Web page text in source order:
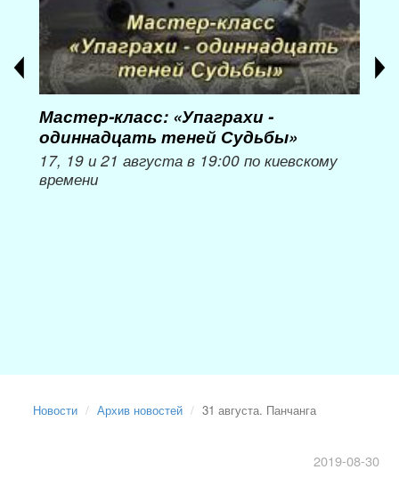
Мастер-класс: «Упаграхи -
одиннадцать теней Судьбы»
17, 19 и 21 августа в 19:00 по киевскому
времени
Новости Архив новостей 31 августа. Панчанга
2019-08-30